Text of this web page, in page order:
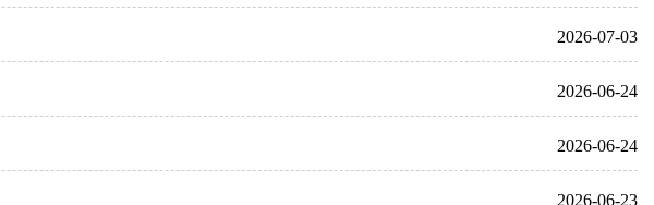
2026-07-03
2026-06-24
2026-06-24
2026-06-23